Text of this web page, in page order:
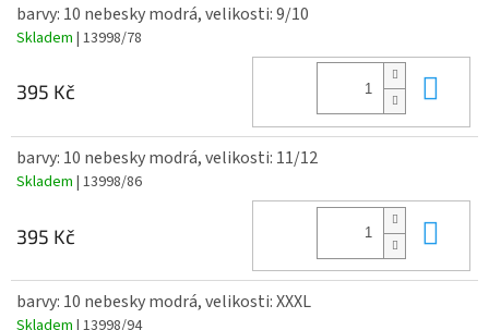
barvy: 10 nebesky modrá, velikosti: 9/10
Skladem | 13998/78
395 Kč
barvy: 10 nebesky modrá, velikosti: 11/12
Skladem | 13998/86
395 Kč
barvy: 10 nebesky modrá, velikosti: XXXL